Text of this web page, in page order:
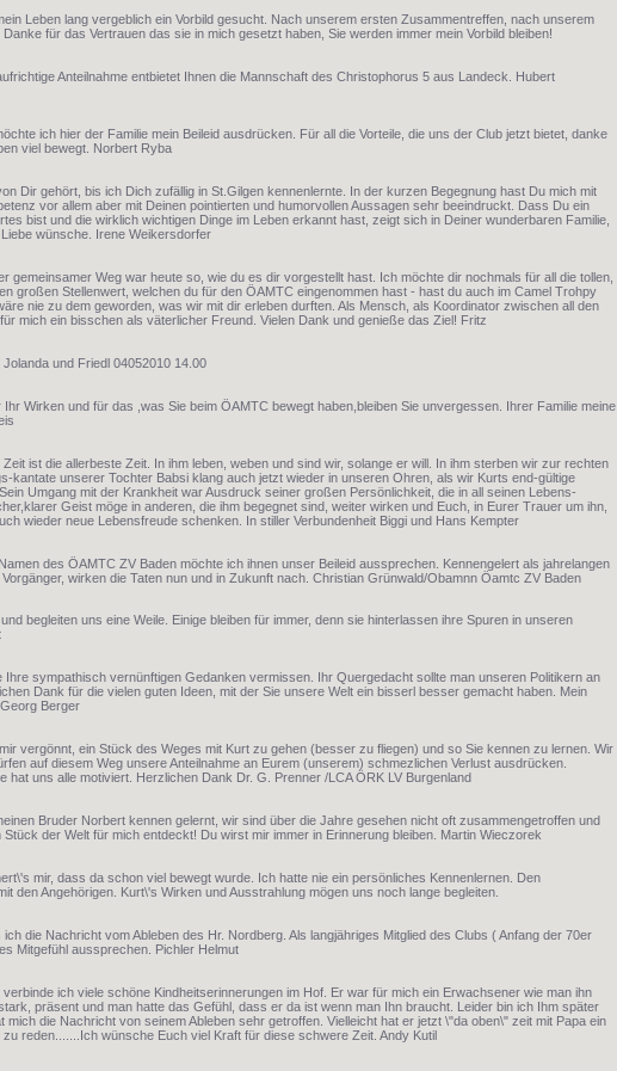
Leben lang vergeblich ein Vorbild gesucht. Nach unserem ersten Zusammentreffen, nach unserem
für das Vertrauen das sie in mich gesetzt haben, Sie werden immer mein Vorbild bleiben!
Anteilnahme entbietet Ihnen die Mannschaft des Christophorus 5 aus Landeck. Hubert
ich hier der Familie mein Beileid ausdrücken. Für all die Vorteile, die uns der Club jetzt bietet, danke
viel bewegt. Norbert Ryba
Dir gehört, bis ich Dich zufällig in St.Gilgen kennenlernte. In der kurzen Begegnung hast Du mich mit
vor allem aber mit Deinen pointierten und humorvollen Aussagen sehr beeindruckt. Dass Du ein
bist und die wirklich wichtigen Dinge im Leben erkannt hast, zeigt sich in Deiner wunderbaren Familie,
wünsche. Irene Weikersdorfer
gemeinsamer Weg war heute so, wie du es dir vorgestellt hast. Ich möchte dir nochmals für all die tollen,
großen Stellenwert, welchen du für den ÖAMTC eingenommen hast - hast du auch im Camel Trohpy
nie zu dem geworden, was wir mit dir erleben durften. Als Mensch, als Koordinator zwischen all den
mich ein bisschen als väterlicher Freund. Vielen Dank und genieße das Ziel! Fritz
und Friedl 04052010 14.00
Wirken und für das ,was Sie beim ÖAMTC bewegt haben,bleiben Sie unvergessen. Ihrer Familie meine
ist die allerbeste Zeit. In ihm leben, weben und sind wir, solange er will. In ihm sterben wir zur rechten
kantate unserer Tochter Babsi klang auch jetzt wieder in unseren Ohren, als wir Kurts end-gültige
Umgang mit der Krankheit war Ausdruck seiner großen Persönlichkeit, die in all seinen Lebens-
Geist möge in anderen, die ihm begegnet sind, weiter wirken und Euch, in Eurer Trauer um ihn,
wieder neue Lebensfreude schenken. In stiller Verbundenheit Biggi und Hans Kempter
des ÖAMTC ZV Baden möchte ich ihnen unser Beileid aussprechen. Kennengelert als jahrelangen
wirken die Taten nun und in Zukunft nach. Christian Grünwald/Obamnn Öamtc ZV Baden
begleiten uns eine Weile. Einige bleiben für immer, denn sie hinterlassen ihre Spuren in unseren
sympathisch vernünftigen Gedanken vermissen. Ihr Quergedacht sollte man unseren Politikern an
Dank für die vielen guten Ideen, mit der Sie unsere Welt ein bisserl besser gemacht haben. Mein
Berger
vergönnt, ein Stück des Weges mit Kurt zu gehen (besser zu fliegen) und so Sie kennen zu lernen. Wir
auf diesem Weg unsere Anteilnahme an Eurem (unserem) schmezlichen Verlust ausdrücken.
hat uns alle motiviert. Herzlichen Dank Dr. G. Prenner /LCA ÖRK LV Burgenland
Bruder Norbert kennen gelernt, wir sind über die Jahre gesehen nicht oft zusammengetroffen und
der Welt für mich entdeckt! Du wirst mir immer in Erinnerung bleiben. Martin Wieczorek
mir, dass da schon viel bewegt wurde. Ich hatte nie ein persönliches Kennenlernen. Den
den Angehörigen. Kurt\'s Wirken und Ausstrahlung mögen uns noch lange begleiten.
die Nachricht vom Ableben des Hr. Nordberg. Als langjähriges Mitglied des Clubs ( Anfang der 70er
Mitgefühl aussprechen. Pichler Helmut
ich viele schöne Kindheitserinnerungen im Hof. Er war für mich ein Erwachsener wie man ihn
präsent und man hatte das Gefühl, dass er da ist wenn man Ihn braucht. Leider bin ich Ihm später
mich die Nachricht von seinem Ableben sehr getroffen. Vielleicht hat er jetzt \"da oben\" zeit mit Papa ein
reden.......Ich wünsche Euch viel Kraft für diese schwere Zeit. Andy Kutil